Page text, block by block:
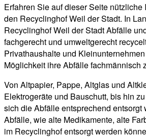
Erfahren Sie auf dieser Seite nützliche
den Recyclinghof Weil der Stadt. In
Recyclinghof Weil der Stadt Abfälle
fachgerecht und umweltgerecht
Privathaushalte und
Möglichkeit ihre Abfälle fachmännisch
Von Altpapier, Pappe, Altglas und
Elektrogeräte und Bauschutt, bis hin
sich die Abfälle entsprechend entsorgt
Abfälle, wie alte Medikamente, alte
im Recyclinghof entsorgt werden